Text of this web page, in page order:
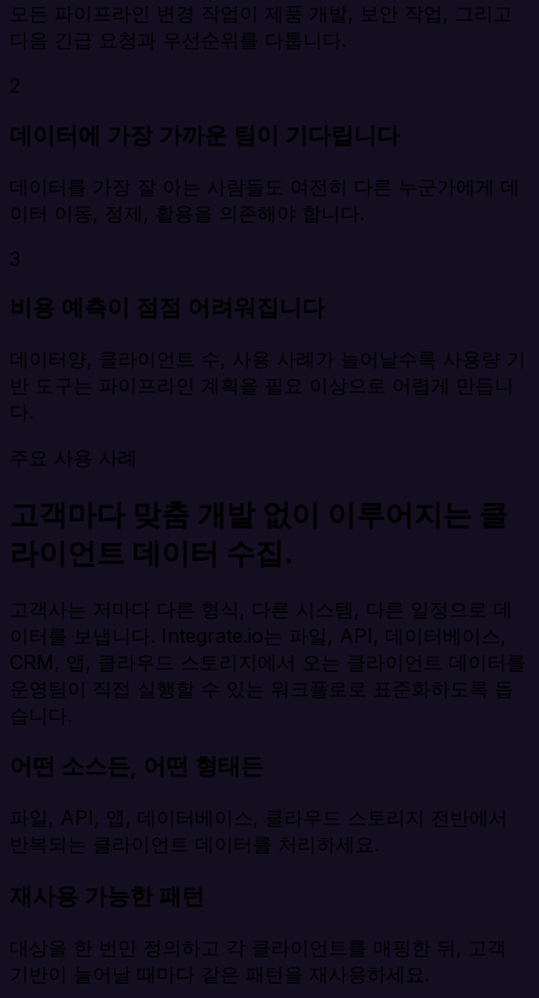
모든 파이프라인 변경 작업이 제품 개발, 보안 작업, 그리고
다음 긴급 요청과 우선순위를 다툽니다.
2
데이터에 가장 가까운 팀이 기다립니다
데이터를 가장 잘 아는 사람들도 여전히 다른 누군가에게 데
이터 이동, 정제, 활용을 의존해야 합니다.
3
비용 예측이 점점 어려워집니다
데이터양, 클라이언트 수, 사용 사례가 늘어날수록 사용량 기
반 도구는 파이프라인 계획을 필요 이상으로 어렵게 만듭니
다.
주요 사용 사례
고객마다 맞춤 개발 없이 이루어지는 클
라이언트 데이터 수집.
고객사는 저마다 다른 형식, 다른 시스템, 다른 일정으로 데
이터를 보냅니다. Integrate.io는 파일, API, 데이터베이스,
CRM, 앱, 클라우드 스토리지에서 오는 클라이언트 데이터를
운영팀이 직접 실행할 수 있는 워크플로로 표준화하도록 돕
습니다.
어떤 소스든, 어떤 형태든
파일, API, 앱, 데이터베이스, 클라우드 스토리지 전반에서
반복되는 클라이언트 데이터를 처리하세요.
재사용 가능한 패턴
대상을 한 번만 정의하고 각 클라이언트를 매핑한 뒤, 고객
기반이 늘어날 때마다 같은 패턴을 재사용하세요.